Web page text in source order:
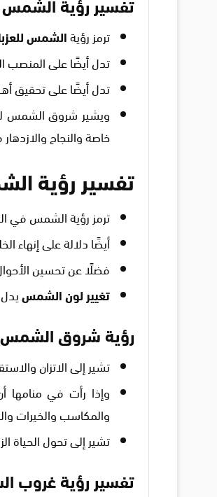
ترمز رؤيةالشمس
تدل أيضًا على المنصب
تدل أيضًا على تحقيق
ويشير شروق الشمس
خاصة والنجاح
تفسير رؤية
ترمز رؤية الشمس في
أيضًا دلالة على إنهاء
فضلًا عن تحسين
تغيير لون الشمس
رؤية شروق الشمس
تشير إلى الاتزان
وإذا رأت في
والمكاسب والخيرات
تشير إلى تحول الحياة
تفسير رؤية غروب